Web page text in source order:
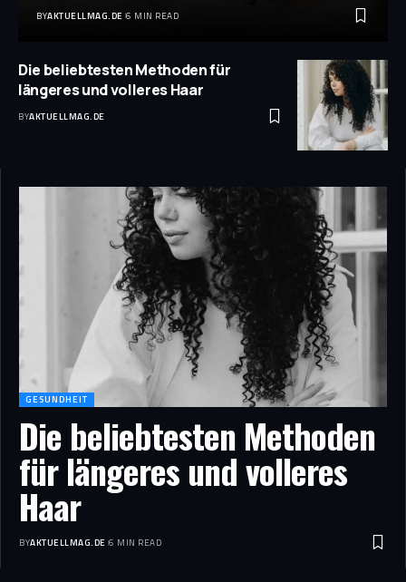
BYAKTUELLMAG.DE 6 MIN READ
Die beliebtesten Methoden für
längeres und volleres Haar
BYAKTUELLMAG.DE
GESUNDHEIT
Die beliebtesten Methoden
für längeres und volleres
Haar
BYAKTUELLMAG.DE 6 MIN READ